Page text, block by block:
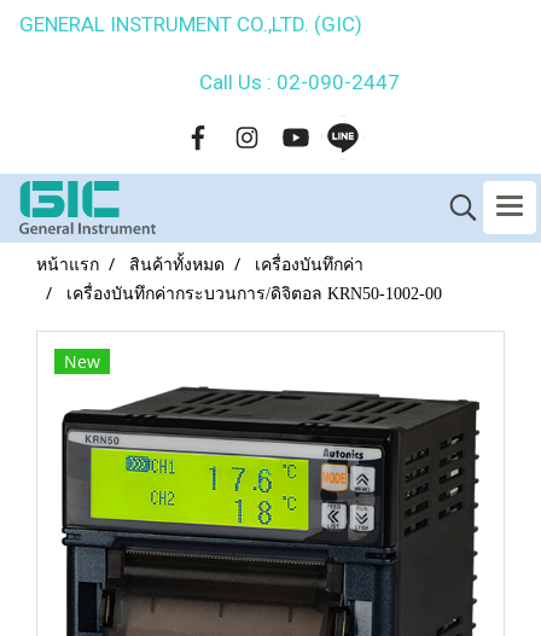
GENERAL INSTRUMENT CO.,LTD. (GIC)
Call Us : 02-090-2447
หน้าแรก สินค้าทั้งหมด
เครื่องบันทึกค่า
เครื่องบันทึกค่ากระบวนการ/ดิจิตอล KRN50-1002-00
New